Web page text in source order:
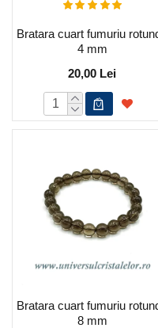
Bratara cuart fumuriu
4 mm
20,00 Lei
Bratara cuart fumuriu
8 mm